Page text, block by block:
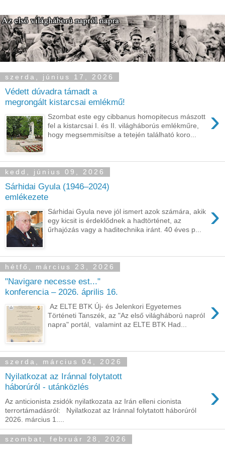
szerda, június 17, 2026
Védett dúvadra támadt a
megrongált kistarcsai emlékmű!
›
Szombat este egy cibbanus homopitecus mászott
fel a kistarcsai I. és II. világháborús emlékműre,
hogy megsemmisítse a tetején található koro...
kedd, június 09, 2026
Sárhidai Gyula (1946–2024)
emlékezete
›
Sárhidai Gyula neve jól ismert azok számára, akik
egy kicsit is érdeklődnek a hadtörténet, az
űrhajózás vagy a haditechnika iránt. 40 éves p...
hétfő, március 23, 2026
"Navigare necesse est..."
konferencia – 2026. április 16.
›
Az ELTE BTK Új- és Jelenkori Egyetemes
Történeti Tanszék, az "Az első világháború napról
napra" portál, valamint az ELTE BTK Had...
szerda, március 04, 2026
Nyilatkozat az Iránnal folytatott
háborúról - utánközlés
›
Az anticionista zsidók nyilatkozata az Irán elleni cionista
terrortámadásról: Nyilatkozat az Iránnal folytatott háborúról
2026. március 1....
szombat, február 28, 2026